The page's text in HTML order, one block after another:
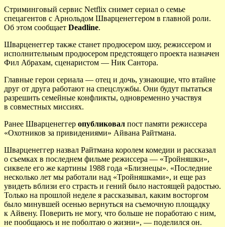
Стриминговый сервис Netflix снимет сериал о семье
спецагентов с Арнольдом Шварценеггером в главной роли.
Об этом сообщает Deadline.
Шварценеггер также станет продюсером шоу, режиссером и
исполнительным продюсером предстоящего проекта назначен
Фил Абрахам, сценаристом — Ник Сантора.
Главные герои сериала — отец и дочь, узнающие, что втайне
друг от друга работают на спецслужбы. Они будут пытаться
разрешить семейные конфликты, одновременно участвуя
в совместных миссиях.
Ранее Шварценеггер опубликовал пост памяти режиссера
«Охотников за привидениями» Айвана Райтмана.
Шварценеггер назвал Райтмана королем комедии и рассказал
о съемках в последнем фильме режиссера — «Тройняшки»,
сиквеле его же картины 1988 года «Близнецы». «Последние
несколько лет мы работали над «Тройняшками», и еще раз
увидеть вблизи его страсть и гений было настоящей радостью.
Только на прошлой неделе я рассказывал, каким восторгом
было минувшей осенью вернуться на съемочную площадку
к Айвену. Поверить не могу, что больше не поработаю с ним,
не пообщаюсь и не поболтаю о жизни», — поделился он.